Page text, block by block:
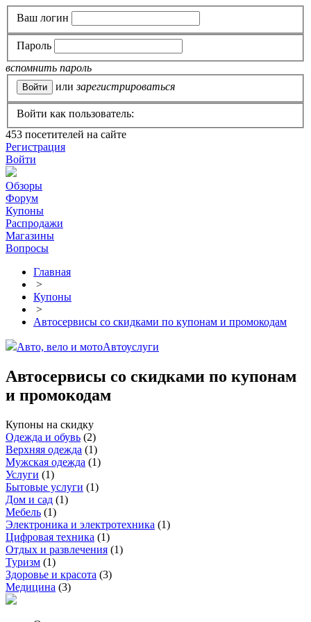
Ваш логин
Пароль
вспомнить пароль
или зарегистрироваться
Войти как пользователь:
453 посетителей на сайте
Регистрация
Войти
Обзоры
Форум
Купоны
Распродажи
Магазины
Вопросы
Главная
>
Купоны
>
Автосервисы со скидками по купонам и промокодам
Авто, вело и мотоАвтоуслуги
Автосервисы со скидками по купонам
и промокодам
Купоны на скидку
Одежда и обувь (2)
Верхняя одежда (1)
Мужская одежда (1)
Услуги (1)
Бытовые услуги (1)
Дом и сад (1)
Мебель (1)
Электроника и электротехника (1)
Цифровая техника (1)
Отдых и развлечения (1)
Туризм (1)
Здоровье и красота (3)
Медицина (3)